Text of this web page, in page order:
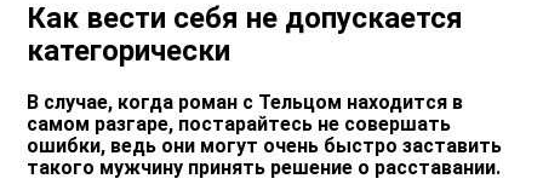
Как вести себя не допускается
категорически
В случае, когда роман с Тельцом находится в
самом разгаре, постарайтесь не совершать
ошибки, ведь они могут очень быстро заставить
такого мужчину принять решение о расставании.